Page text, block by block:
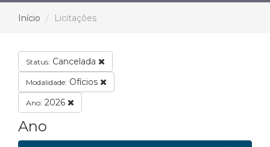
Início Licitações
Status: Cancelada
Modalidade: Ofícios
Ano: 2026
Ano